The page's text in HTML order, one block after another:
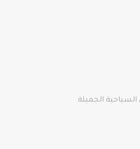
الجميلة